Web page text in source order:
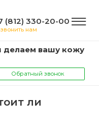
(812) 330-20-00
нам
делаем вашу кожу
Обратный звонок
ли